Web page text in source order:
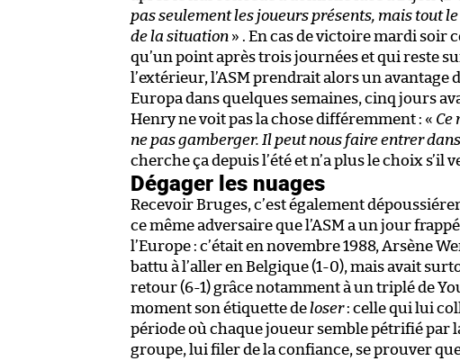
pas seulement les joueurs présents, mais tout
de la situation » . En cas de victoire mardi soir
qu’un point après trois journées et qui reste
l’extérieur, l’ASM prendrait alors un
Europa dans quelques semaines, cinq jours
Henry ne voit pas la chose différemment : « Ce
ne pas gamberger. Il peut nous faire entrer
cherche ça depuis l’été et n’a plus le choix s’il
Dégager les nuages
Recevoir Bruges, c’est également
ce même adversaire que l’ASM a un jour
l’Europe : c’était en novembre 1988, Arsène
battu à l’aller en Belgique (1-0), mais avait
retour (6-1) grâce notamment à un triplé de
moment son étiquette de loser: celle qui lui
période où chaque joueur semble pétrifié par
groupe, lui filer de la confiance, se prouver